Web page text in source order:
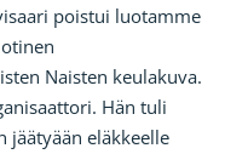
poistui luotamme
Naisten keulakuva.
Hän tuli
jäätyään eläkkeelle